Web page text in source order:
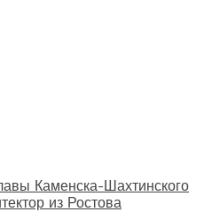
Каменска-Шахтинского
из Ростова